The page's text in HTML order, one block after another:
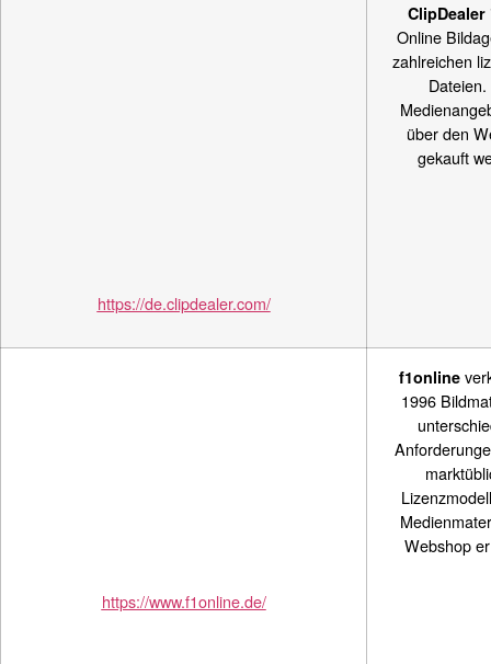
https://de.clipdealer.com/
ClipDealer
Online
zahlreichen
über den
gekauft
https://www.f1online.de/
f1online
1996
Webshop